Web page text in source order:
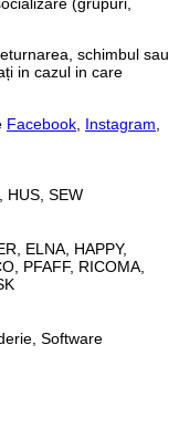
schimbul sau
in cazul in care
Facebook Instagram
HUS, SEW
ELNA, HAPPY,
PFAFF, RICOMA,
Software